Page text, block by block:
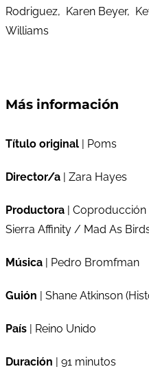
Rodriguez, Karen Beyer,
Williams
Más información
Título original | Poms
Director/a | Zara Hayes
Productora | Coproducción
Sierra Affinity / Mad As
Música | Pedro Bromfman
Guión | Shane Atkinson
País | Reino Unido
Duración | 91 minutos